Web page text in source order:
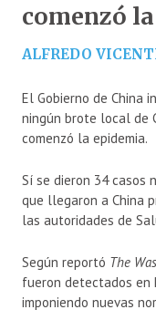
comenzó
ALFREDO
El Gobierno de China
ningún brote local de
comenzó la epidemia.
Sí se dieron 34 casos
que llegaron a China
las autoridades de
Según reportó The
fueron detectados en
imponiendo nuevas